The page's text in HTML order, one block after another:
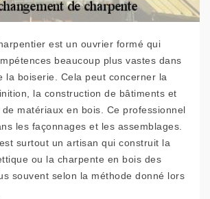
est un ouvrier formé qui
beaucoup plus vastes dans
la boiserie. Cela peut concerner la
la construction de bâtiments et
matériaux en bois. Ce professionnel
les façonnages et les assemblages.
surtout un artisan qui construit la
ou la charpente en bois des
souvent selon la méthode donné lors